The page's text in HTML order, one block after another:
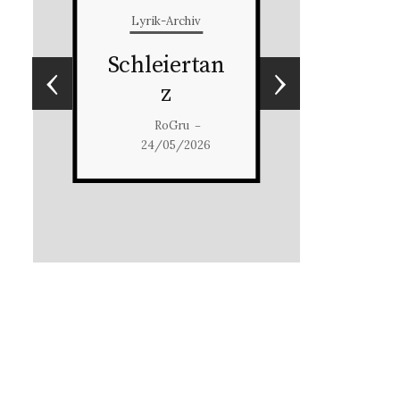
Lyrik-Archiv
Schleiertan
z
RoGru –
24/05/2026
‹ ›